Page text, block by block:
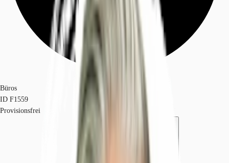
Favoriten
Büros
ID F1559
Provisionsfrei